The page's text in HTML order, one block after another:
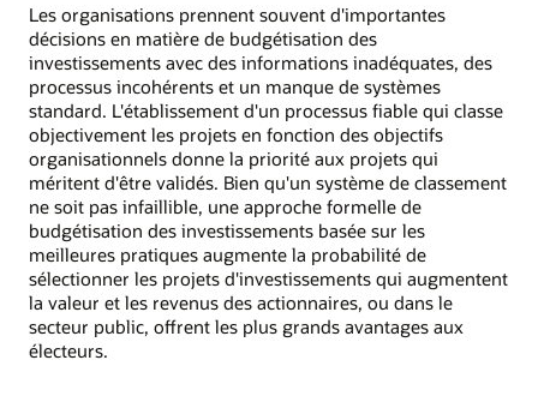
Les organisations prennent souvent d'importantes
décisions en matière de budgétisation des
investissements avec des informations inadéquates, des
processus incohérents et un manque de systèmes
standard. L'établissement d'un processus fiable qui classe
objectivement les projets en fonction des objectifs
organisationnels donne la priorité aux projets qui
méritent d'être validés. Bien qu'un système de classement
ne soit pas infaillible, une approche formelle de
budgétisation des investissements basée sur les
meilleures pratiques augmente la probabilité de
sélectionner les projets d'investissements qui augmentent
la valeur et les revenus des actionnaires, ou dans le
secteur public, offrent les plus grands avantages aux
électeurs.